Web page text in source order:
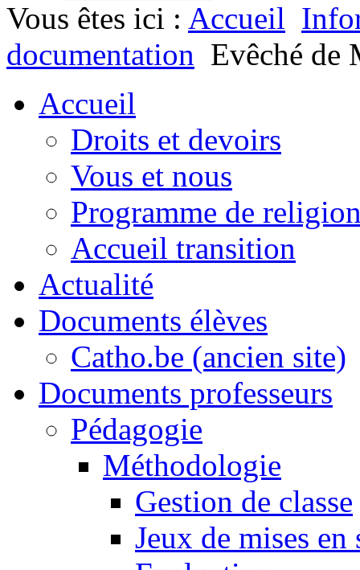
Vous êtes ici : Accueil
documentation Evêché de
Accueil
Droits et devoirs
Vous et nous
Programme de
Accueil transition
Actualité
Documents élèves
Catho.be (ancien site)
Documents professeurs
Pédagogie
Méthodologie
Gestion de classe
Jeux de mises